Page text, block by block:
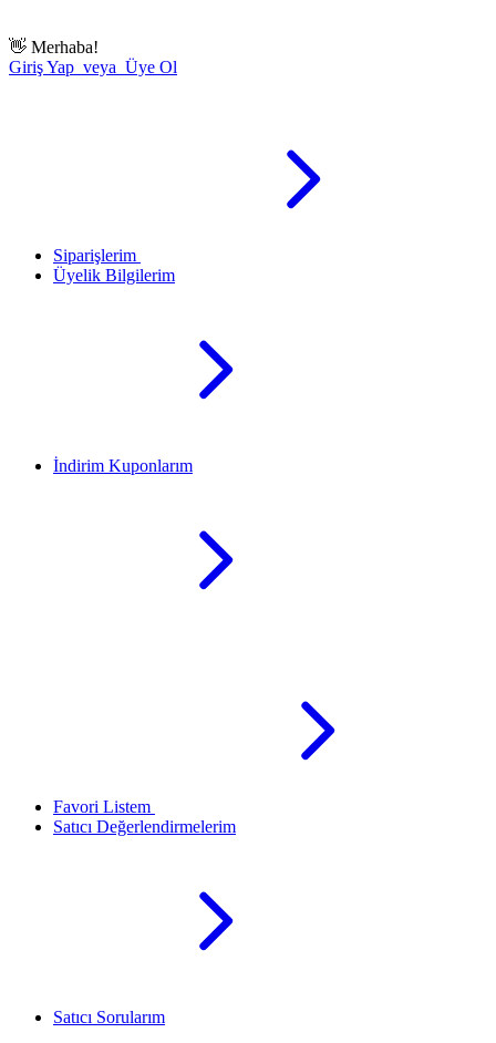
👋 Merhaba!
Giriş Yap veya Üye Ol
Siparişlerim
Üyelik Bilgilerim
İndirim Kuponlarım
Favori Listem
Satıcı Değerlendirmelerim
Satıcı Sorularım